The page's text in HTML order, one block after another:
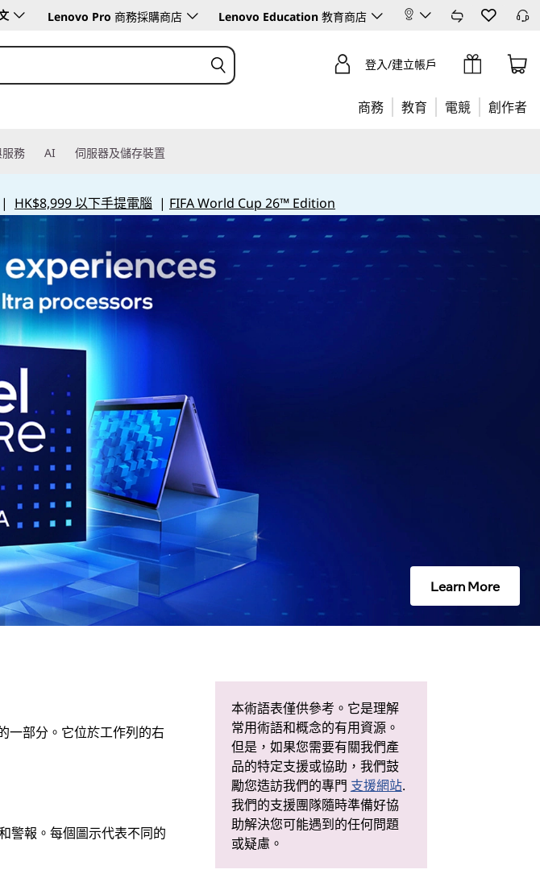
Lenovo Pro 商務採購商店 Lenovo Education 教育商店
登入/建立帳戶
商務 教育 電競 創作者
務 AI 伺服器及儲存裝置
| HK$8,999 以下手提電腦 | FIFA World Cup 26™ Edition
Learn More
一部分。它位於工作列的右
警報。每個圖示代表不同的
本術語表僅供參考。它是理解
常用術語和概念的有用資源。
但是，如果您需要有關我們產
品的特定支援或協助，我們鼓
勵您造訪我們的專門 支援網站.
我們的支援團隊隨時準備好協
助解決您可能遇到的任何問題
或疑慮。